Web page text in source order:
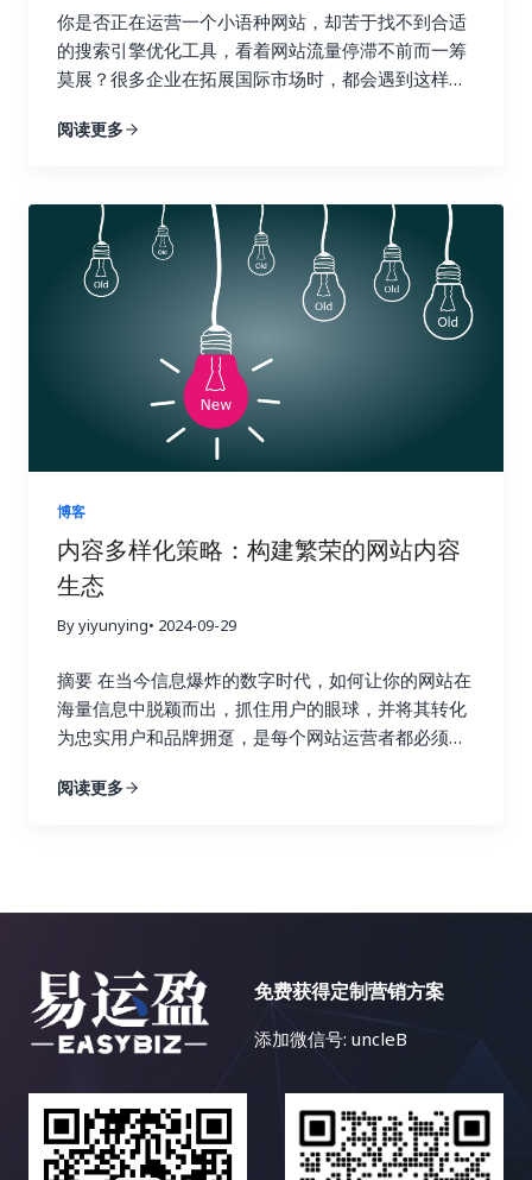
择工具时，不仅要考虑功能和价格，还要考虑易用性
和数据准确性。一个好的工具应该易于上手，操作简
单，并且能够提供准确可靠的数据，为你的决策提供
链接建设效果时，需要关注一些关键指标，这些指标
是万里长征的第一步，更重要的是如何解读这些数据
并将它们转化为可操作的洞察力，最终指导我们的行
动，就像一位经验丰富的侦探，需要从蛛丝马迹中找
到破案的关键线索。 首先，你需要对收集到的数据进
行整理和分类，就像整理一个杂乱的房间一样，将物
品分门别类地摆放整齐。例如，你可以将链接按照来
源网站的权威性、链接类型（如文本链接、图片链
接、目录链接等）、锚文本的相关性等进行分类。 清
的链接对网站关键指标的影响，例如，来自高权重、
高相关性网站的链接是否带来了更多的推荐流量？包
含目标关键词的锚文本是否提升了网站在搜索引擎结
果页面中的排名？来自社交媒体平台的链接是否带来
了更高的用户参与度？ 这些指标就像一个仪表盘，可
据分析，你可以发现哪些链接建设策略真正有效，哪
些策略只是徒劳无功。例如，你可能会发现，来自行
业权威博客的链接带来了大量的目标流量和转化，而
害网站的声誉。 基于这些发现，你可以及时调整你的
个持续迭代的过程。你需要定期监控数据，并根据数
需要根据风向和水流的变化不断调整航线，才能最终
安全抵达目的地。 市场环境和用户行为都在不断变
化，只有持续地分析数据，才能保持链接建设策略的
有效性。 五、 案例分析：小红书如何玩转链接建
社交电商平台，其链接建设策略非常值得学习和借
鉴。 小红书的成功并非偶然，而是精心策划和运营的
结果。 让我们深入剖析小红书是如何玩转链接建设
的认可，搜索引擎又该如何判断你的网站的价值和可
信度呢？ 二、Ahrefs：全能型搜索引擎优化工具，挖
掘链接宝藏 Ahrefs 就像一位经验丰富的侦探，拥有
的链接策略，发现潜在的链接机会，并制定更有效的
站审核，Ahrefs 都能帮你轻松搞定，让你在搜索引擎
优化的战场上运筹帷幄，决胜千里。它可以帮助你了
解你的网站在哪些方面需要改进，以及如何更好地优
化你的网站以获得更高的排名和更多的流量。 1. 竞争
对手分析：知己知彼，百战不殆 使用 Ahrefs 的网站
分析功能，只需输入竞争对手的域名，即可全面了解
他们的反向链接情况。你可以分析他们的链接来源、
链接类型、锚文本等等，从中学习他们的成功经验，
并找到可以借鉴的链接建设策略。更重要的是，你可
站获取链接。这是一种非常有效的链接建设策略，可
以让你事半功倍，快速提升你的网站排名。通过深入
分析竞争对手的链接，你可以了解他们的优势和劣
势，并制定更具针对性的链接建设策略，从而在竞争
中占据优势。 2. 关键词研究：精准定位，事半功倍
相关的关键词，并分析这些关键词的搜索量、竞争程
度以及排名情况。通过关键词研究，你可以找到潜在
的链接建设目标，例如与你行业相关的博客、论坛和
为你的竞争对手带来了最多的流量，并以此为参考，
吸引目标受众的关注，并最终获得链接。 3. 内容探
探索功能可以帮助你找到在社交媒体上表现优异的内
容。你可以分析这些内容的主题、格式、推广策略等
等，从中学习如何创作更具吸引力的内容，从而吸引
更多的链接。通过分析热门内容，你可以了解目标受
内容，从而提升你的内容营销效果。高质量的内容是
吸引链接的关键，因为它可以为用户提供价值，并鼓
励其他网站链接到你的网站，从而提升你的网站权威
你是否正在运营一个小语种网站，却苦于找不到合适
的搜索引擎优化工具，看着网站流量停滞不前而一筹
莫展？很多企业在拓展国际市场时，都会遇到这样的
球化的浪潮下，越来越多的企业开始将目光投向海外
搜索引擎优化工具，就像找到了一把打开国际市场大
门的金钥匙，能够帮助你的网站在全球范围内获得更
高的曝光率和流量。有效的搜索引擎优化策略可以帮
助你吸引目标用户，提升品牌知名度，最终带来更高
的转化率和收益。 这篇文章将为你揭秘一系列强大且
高效的小语种搜索引擎优化工具。我们会深入探讨每
一种工具的功能和优势，并提供一些实际操作的建
议，帮助你克服语言障碍，精准定位目标用户，让你
的网站在国际竞争中脱颖而出，最终实现业务的蓬勃
发展。做好准备，一起开启小语种搜索引擎优化的奇
妙旅程！ 一、小语种搜索引擎优化的挑战与机遇：扬
帆出海，乘风破浪 在进军国际市场时，小语种搜索引
擎优化无疑是一块难啃的骨头。它不像英语搜索引擎
优化那样有丰富的资源和工具。与主流语言英语相
比，小语种搜索引擎优化面临着诸多挑战，例如西班
语、韩语、阿拉伯语等等，每一个语种都有其独特的
语法和文化背景。这使得搜索引擎优化策略的制定更
加复杂，我们需要针对不同的语言和文化制定不同的
就很难理解目标市场的用户需求、搜索习惯和文化背
务的推广可能会受到限制，你需要了解目标市场的相
关法律法规。 再次，竞争激烈也是一个不容忽视的问
题。一些热门的小语种市场竞争非常激烈，需要付出
间和资源，进行更深入的关键词研究和内容优化。 最
后，资源匮乏也是小语种搜索引擎优化面临的一个难
题。相比于英语等主流语言，小语种搜索引擎优化的
阅读更多
博客
内容多样化策略：构建繁荣的网站内容
生态
By yiyunying• 2024-09-29
摘要 在当今信息爆炸的数字时代，如何让你的网站在
海量信息中脱颖而出，抓住用户的眼球，并将其转化
为忠实用户和品牌拥趸，是每个网站运营者都必须认
一难题的关键所在。本文将深入探讨内容多样化策略
态，最终实现网站流量的持续增长、用户参与度的显
化：为何内容多样化至关重要？ 想象一下，如果一个
花园里只种植着单一品种的花卉，即使再娇艳欲滴，
也会让人感到单调乏味。同样的道理，如果一个网站
只提供单一的内容形式，即使文字再优美，设计再精
失和用户参与度的下降。 互联网用户是一个极其庞大
且异质性极高的群体，不同的用户拥有不同的背景、
兴趣、需求、学习风格、认知模式和行为习惯。有些
阅读更多
免费获得定制营销方案
添加微信号: uncleB